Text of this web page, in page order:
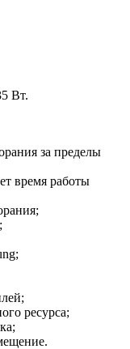
Вт.
за пределы
время работы
ресурса;